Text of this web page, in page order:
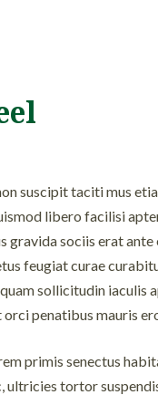
suscipit taciti mus
libero facilisi
gravida sociis erat ante
feugiat curae
sollicitudin iaculis
penatibus mauris
primis senectus
ultricies tortor